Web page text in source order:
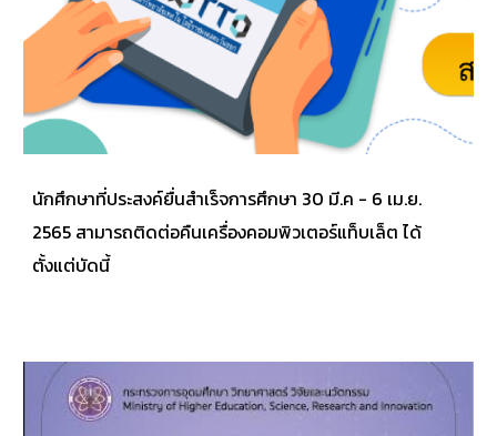
นักศึกษาที่ประสงค์ยื่นสำเร็จการศึกษา 30 มี.ค - 6 เม.ย.
2565 สามารถติดต่อคืนเครื่องคอมพิวเตอร์แท็บเล็ต ได้
ตั้งแต่บัดนี้